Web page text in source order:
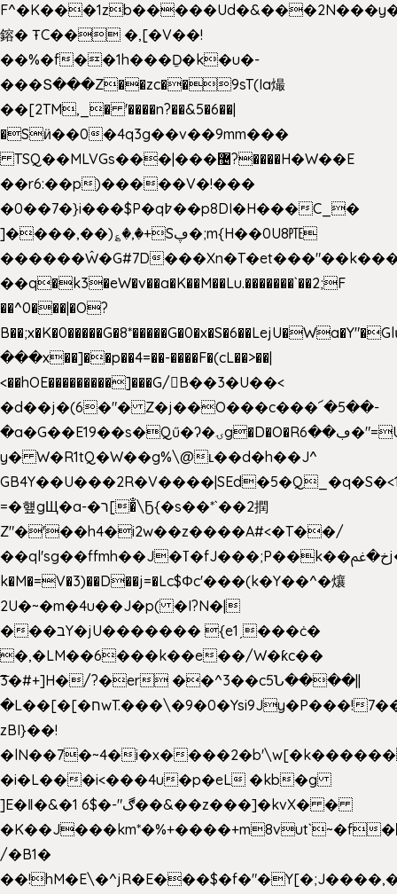
鎔� ŦC�� �,[�V��!
��%�f��1h���Ḏ�k�u�-
���Տ���Z��zc��9sT(Ia熶
��[2TM,_� '����n?��&5�6��|
�Sӥ��0�4q3g��v��9mm���
TSQ��MLVGs���|���޴?����H�W��E
��r6:��p)�����V�!���
�0��7�}i���$P�q߈��p8DI�H���C_�
]����,��)؏�,�+Sڥ�;m{H��0U8㉐
������Ŵ�G#7D
��q�k3�eW�v��a�K��M��Lu.�������`��2;F
��^0���|�O?
���x��]��p��4=��-����F�(cL��>��|
<��hOE���������]���G/B��3�U��<
�d��j�(6�"� Z�j��O���c���՜�5��-
�a�G��E19��s�Qű�ʔ�ۍg�D�O�Rڢ��6�"=Uh����
y� W�R1tQ�W��g%\@ʟ��d�h��J^
=�헆gЩ�a-�ר[�̐\Ҕ{�s��*`��2撋
Z"�'��h4�i2w��z����A#<�T��/
��ql'sg��ffmh��J�ߠ�fJ���;P��k��خ�ﰬj��0��E8��6G���գN9?
k�M�=V�3)��D��j=�Lc$Φc'���(k�Y��^�爙
2U�~�m�4u��J�p( �I?N�|
���בY�jU������� {e1ˏ���ċ�
�,�LM��6���k��e��/W�ƙc��
͞3�#+]H�/?�er ��^3��c5Ն����||
�L��[�[�חwT.���\�9�0�Ysi9Jy�P���!7���,�>�P�z�k��-
zBI}��!
�lN��7�~4�i�x�
�i�L���i<���4u�p�eL �kb�g
]E�ǁ�&�1 6$�-"ڰ��&��z���]�kvX� �
�K��J���km*�%+����+m8vut`~�f�޶CF
/�B1�